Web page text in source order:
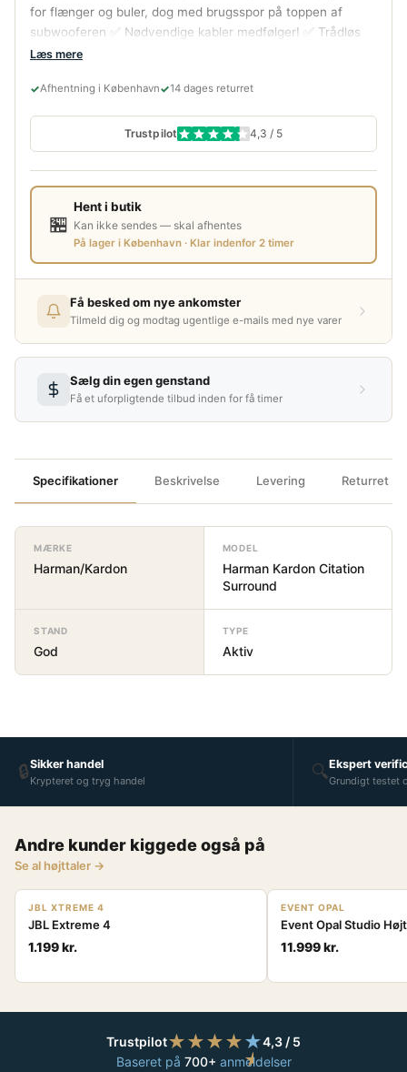
for flænger og buler, dog med brugsspor på toppen af
subwooferen ✅ Nødvendige kabler medfølger! ✅ Trådløs
tilslutning via Wi-Fi & Bluetooth Gennemtjekket af vores
Sub (Subwoofer) og Citation One Duo MK2 (Højtalere)🔊
Læs mere
✓Afhentning i København✓14 dages returret
Trustpilot 4,3 / 5
🏪
Hent i butik
Kan ikke sendes — skal afhentes
På lager i København · Klar indenfor 2 timer
Få besked om nye ankomster
Tilmeld dig og modtag ugentlige e-mails med nye varer
Sælg din egen genstand
Få et uforpligtende tilbud inden for få timer
Specifikationer Beskrivelse Levering Returret
MÆRKE
Harman/Kardon
MODEL
Harman Kardon Citation
Surround
STAND
God
TYPE
Aktiv
🔒Sikker handel
Krypteret og tryg handel 🔍Ekspert
Grundigt testet
Andre kunder kiggede også på
Se al højttaler →
JBL XTREME 4
JBL Extreme 4
1.199 kr.
EVENT OPAL
Event Opal Studio
11.999 kr.
Trustpilot★★★★★
★
4,3 / 5
Baseret på 700+ anmeldelser